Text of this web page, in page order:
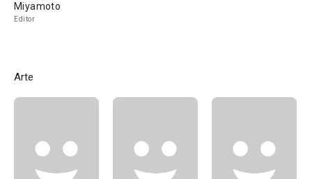
Miyamoto
Editor
Arte